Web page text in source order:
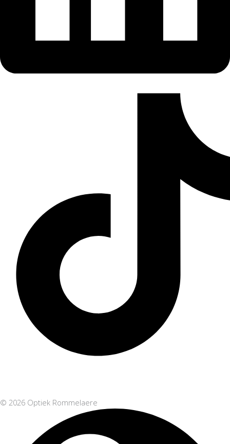
© 2026 Optiek Rommelaere